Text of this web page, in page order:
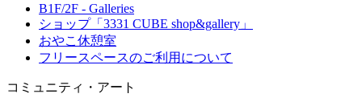
B1F/2F - Galleries
ショップ「3331 CUBE shop&gallery」
おやこ休憩室
フリースペースのご利用について
コミュニティ・アート